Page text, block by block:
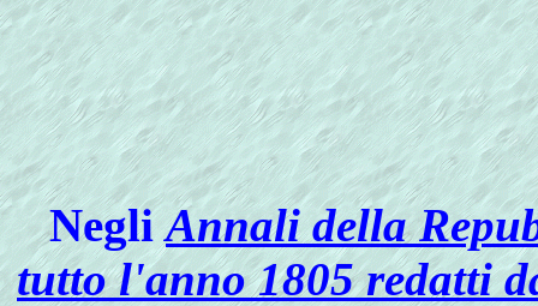
NegliAnnali della
tutto l'anno 1805 redatti